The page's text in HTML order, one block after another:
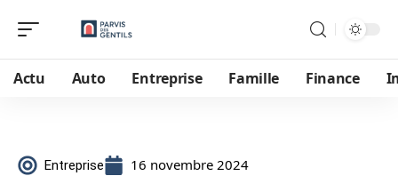
Actu Auto Entreprise Famille Finance
Entreprise 16 novembre 2024